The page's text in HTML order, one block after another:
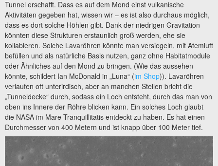
Tunnel erschafft. Dass es auf dem Mond einst vulkanische
Aktivitäten gegeben hat, wissen wir – es ist also durchaus möglich,
dass es dort solche Höhlen gibt. Dank der niedrigen Gravitation
könnten diese Strukturen erstaunlich groß werden, ehe sie
kollabieren. Solche Lavaröhren könnte man versiegeln, mit Atemluft
befüllen und als natürliche Basis nutzen, ganz ohne Habitatmodule
oder Ähnliches auf den Mond zu bringen. (Wie das aussehen
könnte, schildert Ian McDonald in „Luna“ (im Shop)). Lavaröhren
verlaufen oft unterirdisch, aber an manchen Stellen bricht die
„Tunneldecke“ durch, sodass ein Loch entsteht, durch das man von
oben ins Innere der Röhre blicken kann. Ein solches Loch glaubt
die NASA im Mare Tranquillitatis entdeckt zu haben. Es hat einen
Durchmesser von 400 Metern und ist knapp über 100 Meter tief.